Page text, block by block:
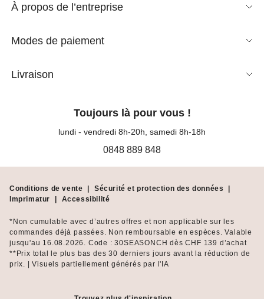
À propos de l’entreprise
Modes de paiement
Livraison
Toujours là pour vous !
lundi - vendredi 8h-20h, samedi 8h-18h
0848 889 848
Conditions de vente | Sécurité et protection des données
|
Imprimatur
| Accessibilité
*Non cumulable avec d’autres offres et non applicable sur les
commandes déjà passées. Non remboursable en espèces. Valable
jusqu'au 16.08.2026. Code : 30SEASONCH dès CHF 139 d’achat
**Prix total le plus bas des 30 derniers jours avant la réduction de
prix. | Visuels partiellement générés par l'IA